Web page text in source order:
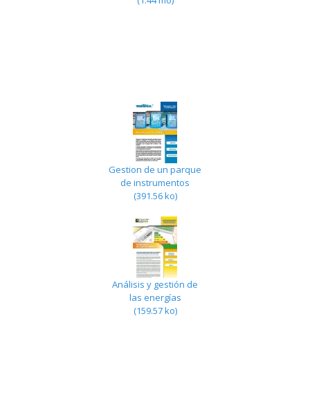
Gestion de un parque
de instrumentos
(391.56 ko)
Análisis y gestión de
las energías
(159.57 ko)